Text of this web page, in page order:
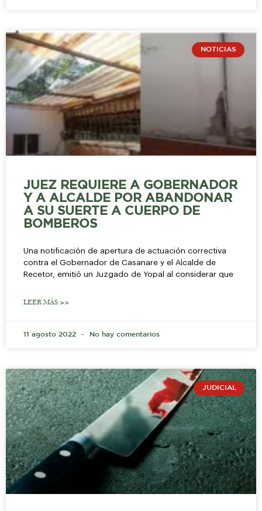
NOTICIAS
JUEZ REQUIERE A GOBERNADOR
Y A ALCALDE POR ABANDONAR
A SU SUERTE A CUERPO DE
BOMBEROS
Una notificación de apertura de actuación correctiva
contra el Gobernador de Casanare y el Alcalde de
Recetor, emitió un Juzgado de Yopal al considerar que
LEER MÁS >>
11 agosto 2022 No hay comentarios
JUDICIAL